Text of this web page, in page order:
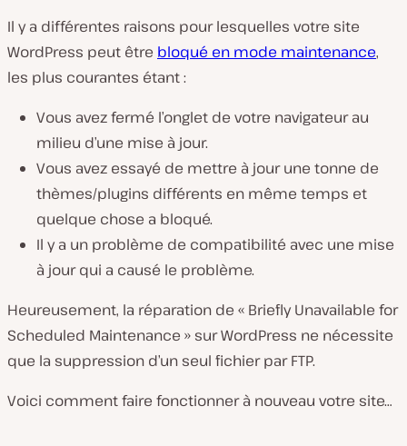
Il y a différentes raisons pour lesquelles votre site
WordPress peut être bloqué en mode maintenance,
les plus courantes étant :
Vous avez fermé l’onglet de votre navigateur au
milieu d’une mise à jour.
Vous avez essayé de mettre à jour une tonne de
thèmes/plugins différents en même temps et
quelque chose a bloqué.
Il y a un problème de compatibilité avec une mise
à jour qui a causé le problème.
Heureusement, la réparation de « Briefly Unavailable for
Scheduled Maintenance » sur WordPress ne nécessite
que la suppression d’un seul fichier par FTP.
Voici comment faire fonctionner à nouveau votre site…